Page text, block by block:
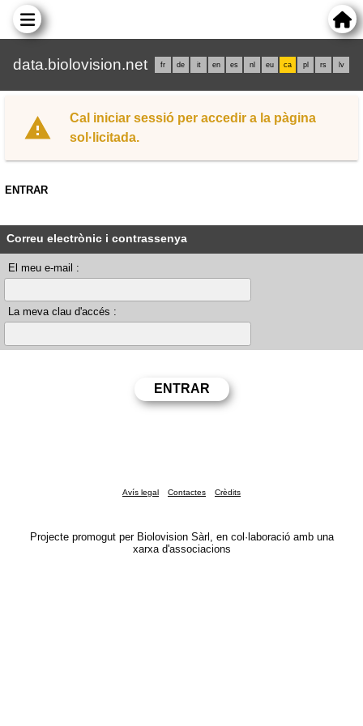
data.biolovision.net fr de it en es nl eu ca pl rs lv
Cal iniciar sessió per accedir a la pàgina
sol·licitada.
ENTRAR
Correu electrònic i contrassenya
El meu e-mail :
La meva clau d'accés :
Avís legal Contactes Crèdits
Projecte promogut per Biolovision Sàrl, en col·laboració amb una
xarxa d'associacions